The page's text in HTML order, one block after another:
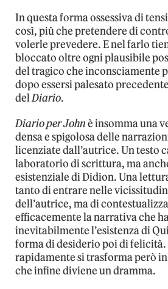
In questa forma ossessiva di
così, più che pretendere di
volerle prevedere. E nel farlo
bloccato oltre ogni plausibile
del tragico che inconsciamente
dopo essersi palesato
delDiario.
Diario per Johnè insomma una
densa e spigolosa delle
licenziate dall’autrice. Un testo
laboratorio di scrittura, ma
esistenziale di Didion. Una
tanto di entrare nelle
dell’autrice, ma di
efficacemente la narrativa che
inevitabilmente l’esistenza di
forma di desiderio poi di felicità.
rapidamente si trasforma però in
che infine diviene un dramma.